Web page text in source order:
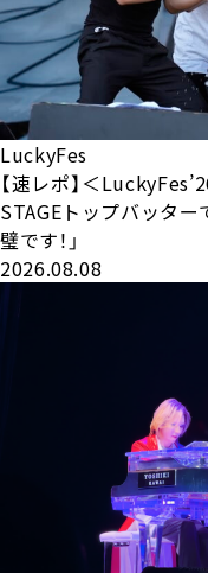
LuckyFes
【速レポ】＜
STAGEトップバッタ
璧です！」
2026.08.08